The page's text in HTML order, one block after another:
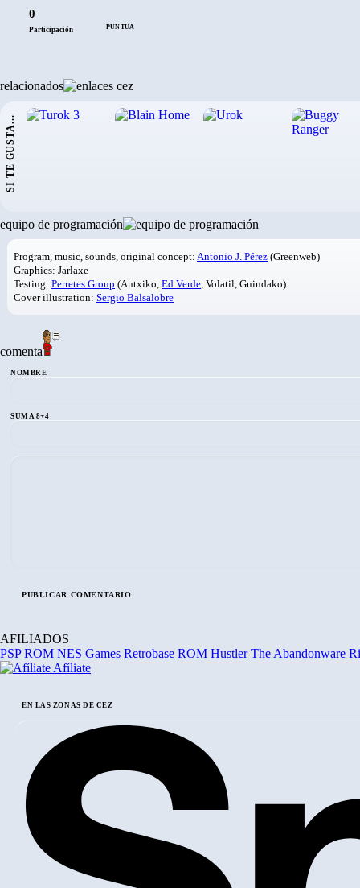
0
Participación PUNTÚA
relacionados
SI TE GUSTA...
equipo de programación
Program, music, sounds, original concept: Antonio J. Pérez (Greenweb)
Graphics: Jarlaxe
Testing: Perretes Group (Antxiko, Ed Verde, Volatil, Guindako).
Cover illustration: Sergio Balsalobre
comenta
NOMBRE
SUMA 8+4
AFILIADOS
PSP ROM NES Games Retrobase ROM Hustler The Abandonware
Afíliate
EN LAS ZONAS DE CEZ